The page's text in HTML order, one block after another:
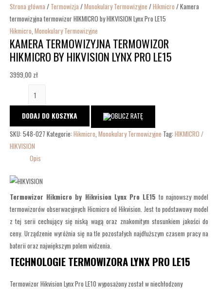
Strona główna/ Termowizja/Monokulary Termowizyjne /Hikmicro / Kamera
termowizyjna termowizor HIKMICRO by HIKVISION Lynx Pro LE15
Hikmicro, Monokulary Termowizyjne
KAMERA TERMOWIZYJNA TERMOWIZOR
HIKMICRO BY HIKVISION LYNX PRO LE15
3999,00 zł
DODAJ DO KOSZYKA
SKU: 548-027 Kategorie: Hikmicro Monokulary Termowizyjne Tag: HIKMICRO /
HIKVISION
Opis
Termowizor Hikmicro by Hikvision Lynx Pro LE15 to najnowszy model
termowizorów obserwacyjnych Hicmicro od Hikvision. Jest to podstawowy model
z tej serii cechujący się niską wagą oraz znakomitym stosunkiem jakości do
ceny. Urządzenie wyróżnia się na tle pozostałych najdłuższym czasem pracy na
baterii oraz największym polem widzenia.
TECHNOLOGIE TERMOWIZORA LYNX PRO LE15
Termowizor Hikvision Lynx Pro LE10 wyposażony został w niechłodzony